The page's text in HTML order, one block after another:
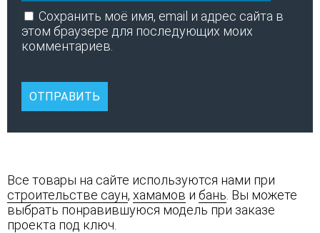
Сохранить моё имя, email и адрес сайта в
этом браузере для последующих моих
комментариев.
Все товары на сайте используются нами при
строительстве саун, хамамов и бань . Вы можете
выбрать понравившуюся модель при заказе
проекта под ключ.